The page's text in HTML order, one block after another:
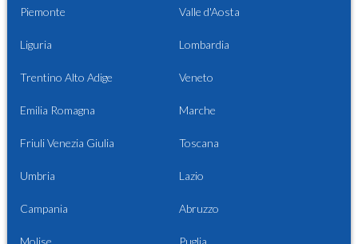
Piemonte Valle d'Aosta
Liguria Lombardia
Trentino Alto Adige Veneto
Emilia Romagna Marche
Friuli Venezia Giulia Toscana
Umbria Lazio
Campania Abruzzo
Molise Puglia